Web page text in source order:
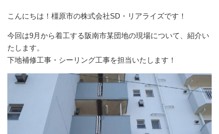
こんにちは！橿原市の株式会社SD・リアライズです！
今回は9月から着工する阪南市某団地の現場について、紹介い
たします。
下地補修工事・シーリング工事を担当いたします！